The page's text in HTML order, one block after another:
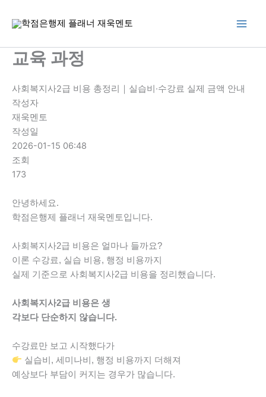
로 교육 과정
사회복지사2급 비용 총정리｜실습비·수강료 실제 금액 안내
작성자
재욱멘토
작성일
2026-01-15 06:48
조회
173
안녕하세요.
학점은행제 플래너 재욱멘토입니다.
사회복지사2급 비용은 얼마나 들까요?
이론 수강료, 실습 비용, 행정 비용까지
실제 기준으로 사회복지사2급 비용을 정리했습니다.
사회복지사2급 비용은 생
각보다 단순하지 않습니다.
수강료만 보고 시작했다가
실습비, 세미나비, 행정 비용까지 더해져
예상보다 부담이 커지는 경우가 많습니다.